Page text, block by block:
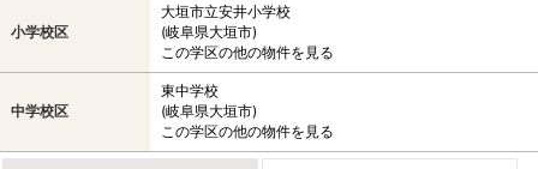
小学校区
大垣市立安井小学校
(岐阜県大垣市)
この学区の他の物件を見る
中学校区
東中学校
(岐阜県大垣市)
この学区の他の物件を見る